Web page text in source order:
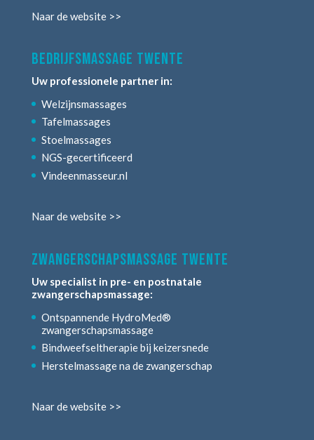
Naar de website >>
bedrijfsmassage twente
Uw professionele partner in:
Welzijnsmassages
Tafelmassages
Stoelmassages
NGS-gecertificeerd
Vindeenmasseur.nl
Naar de website >>
zwangerschapsmassage twente
Uw specialist in pre- en postnatale
zwangerschapsmassage:
Ontspannende HydroMed®
zwangerschapsmassage
Bindweefseltherapie bij keizersnede
Herstelmassage na de zwangerschap
Naar de website >>